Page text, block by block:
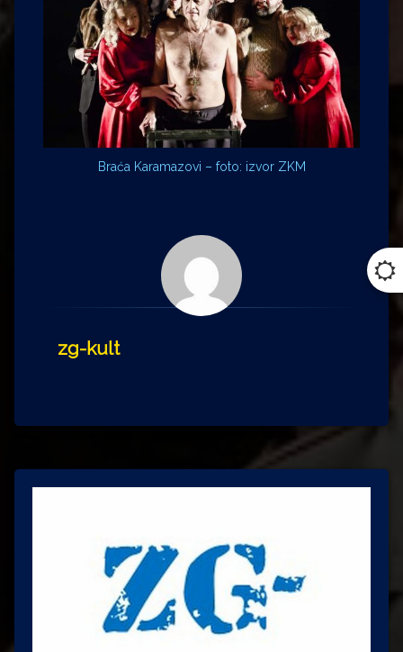
Braća Karamazovi – foto: izvor ZKM
zg-kult